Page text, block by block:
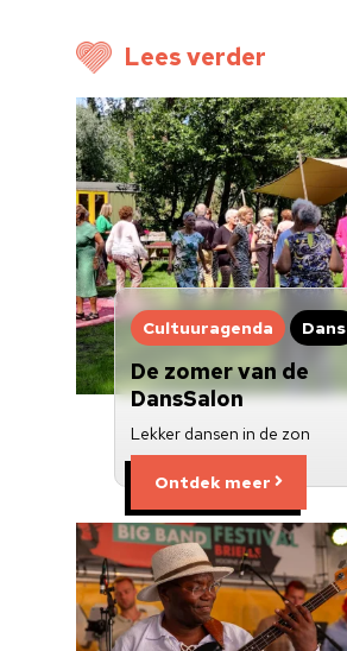
Lees verder
Cultuuragenda Dans
De zomer van de
DansSalon
Lekker dansen in de zon
Ontdek meer